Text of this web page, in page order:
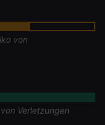
von
Verletzungen